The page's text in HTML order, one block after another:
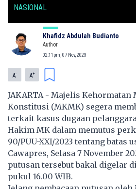
NASIONAL
Khafidz Abdulah Budianto
Author
02:11pm, 07 Nov, 2023
A- A+
JAKARTA - Majelis Kehormatan
Konstitusi (MKMK) segera
terkait kasus dugaan
Hakim MK dalam memutus
90/PUU-XXI/2023 tentang batas
Cawapres, Selasa 7 November
putusan tersebut bakal digelar
pukul 16.00 WIB.